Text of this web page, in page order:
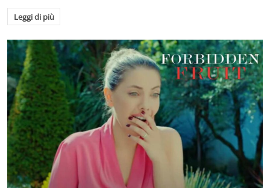
Leggi di più